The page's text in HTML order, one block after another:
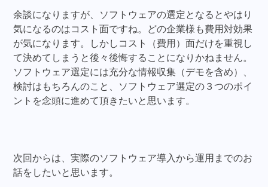
余談になりますが、ソフトウェアの選定となるとやはり
気になるのはコスト面ですね。どの企業様も費用対効果
が気になります。しかしコスト（費用）面だけを重視し
て決めてしまうと後々後悔することになりかねません。
ソフトウェア選定には充分な情報収集（デモを含め）、
検討はもちろんのこと、ソフトウェア選定の３つのポイ
ントを念頭に進めて頂きたいと思います。
次回からは、実際のソフトウェア導入から運用までのお
話をしたいと思います。